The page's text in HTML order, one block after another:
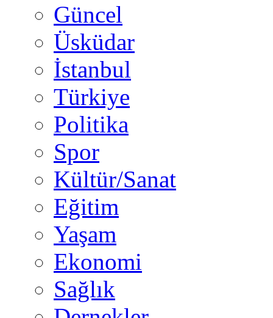
Güncel
Üsküdar
İstanbul
Türkiye
Politika
Spor
Kültür/Sanat
Eğitim
Yaşam
Ekonomi
Sağlık